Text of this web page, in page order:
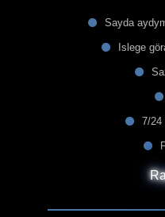
Sayda
Islege
7/24